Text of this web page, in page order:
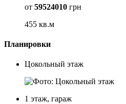
от 59524010 грн
455 кв.м
Планировки
Цокольный этаж
1 этаж, гараж